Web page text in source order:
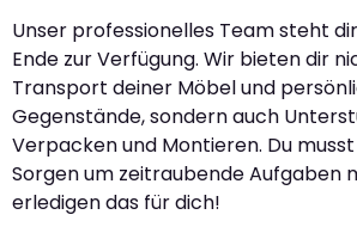
Unser professionelles Team steht
Ende zur Verfügung. Wir bieten dir
Transport deiner Möbel und
Gegenstände, sondern auch
Verpacken und Montieren. Du
Sorgen um zeitraubende Aufgaben
erledigen das für dich!